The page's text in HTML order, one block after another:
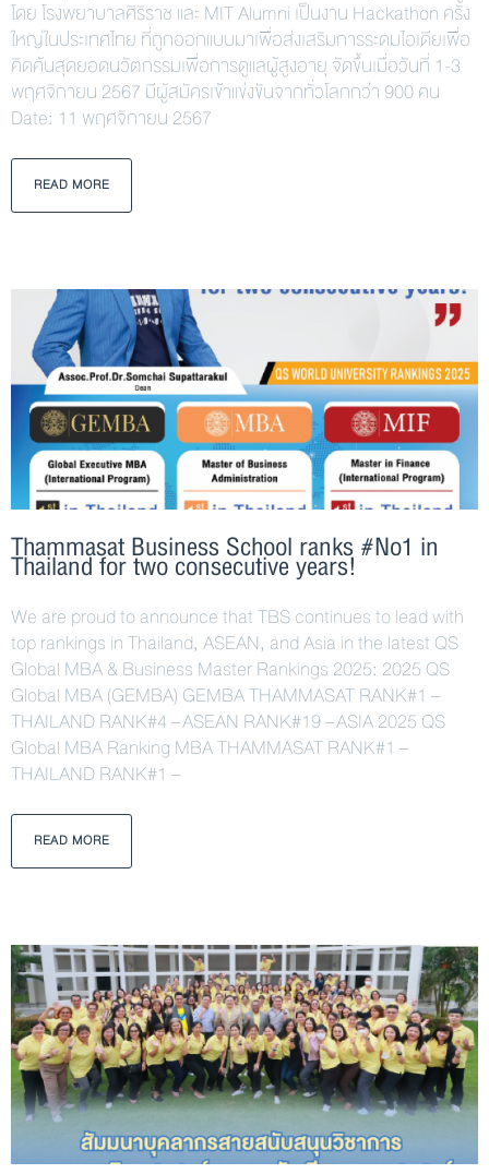
โดย โรงพยาบาลศิริราช และ MIT Alumni เป็นงาน Hackathon ครั้ง
ใหญ่ในประเทศไทย ที่ถูกออกแบบมาเพื่อส่งเสริมการระดมไอเดียเพื่อ
คิดค้นสุดยอดนวัตกรรมเพื่อการดูแลผู้สูงอายุ จัดขึ้นเมื่อวันที่ 1-3
พฤศจิกายน 2567 มีผู้สมัครเข้าแข่งขันจากทั่วโลกกว่า 900 คน
Date: 11 พฤศจิกายน 2567
READ MORE
Thammasat Business School ranks #No1 in
Thailand for two consecutive years!
We are proud to announce that TBS continues to lead with
top rankings in Thailand, ASEAN, and Asia in the latest QS
Global MBA & Business Master Rankings 2025: 2025 QS
Global MBA (GEMBA) GEMBA THAMMASAT RANK#1 –
THAILAND RANK#4 – ASEAN RANK#19 – ASIA 2025 QS
Global MBA Ranking MBA THAMMASAT RANK#1 –
THAILAND RANK#1 –
READ MORE